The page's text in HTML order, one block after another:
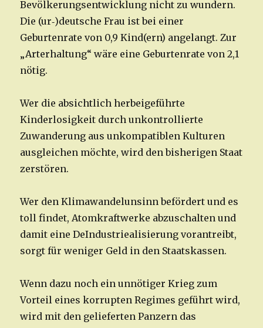
Bevölkerungsentwicklung nicht zu wundern.
Die (ur‑)deutsche Frau ist bei einer
Geburtenrate von 0,9 Kind(ern) angelangt. Zur
„Arterhaltung“ wäre eine Geburtenrate von 2,1
nötig.
Wer die absichtlich herbeigeführte
Kinderlosigkeit durch unkontrollierte
Zuwanderung aus unkompatiblen Kulturen
ausgleichen möchte, wird den bisherigen Staat
zerstören.
Wer den Klimawandelunsinn befördert und es
toll findet, Atomkraftwerke abzuschalten und
damit eine DeIndustriealisierung vorantreibt,
sorgt für weniger Geld in den Staatskassen.
Wenn dazu noch ein unnötiger Krieg zum
Vorteil eines korrupten Regimes geführt wird,
wird mit den gelieferten Panzern das